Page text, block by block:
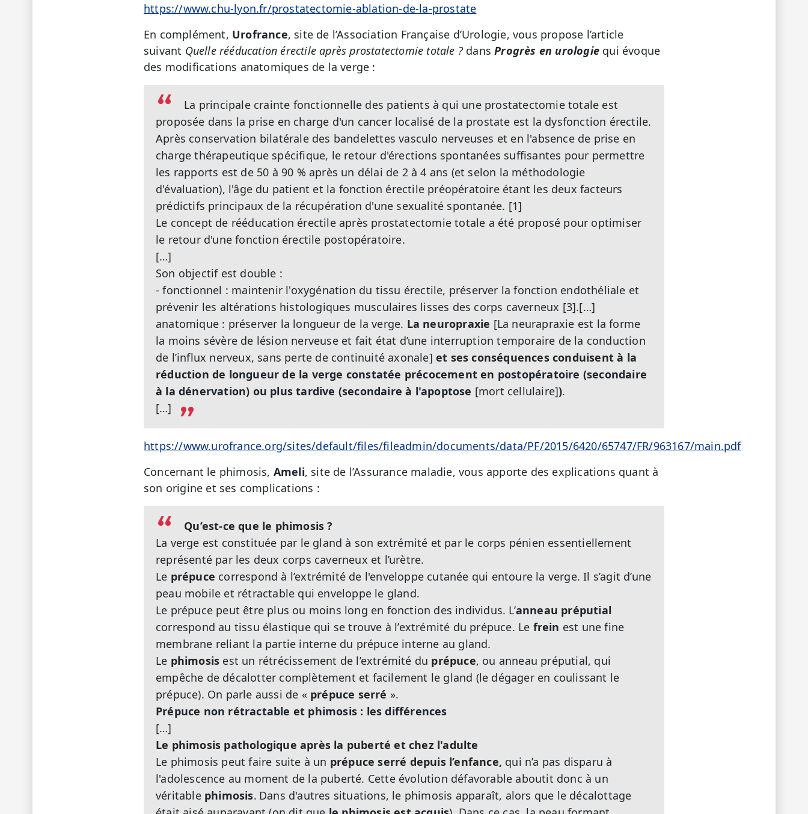
https://www.chu-lyon.fr/prostatectomie-ablation-de-la-prostate
En complément, Urofrance, site de l’Association Française d’Urologie, vous propose l’article
suivant Quelle rééducation érectile après prostatectomie totale ?dansProgrès en urologie qui évoque
des modifications anatomiques de la verge :
La principale crainte fonctionnelle des patients à qui une prostatectomie totale est
proposée dans la prise en charge d'un cancer localisé de la prostate est la dysfonction érectile.
Après conservation bilatérale des bandelettes vasculo nerveuses et en l'absence de prise en
charge thérapeutique spécifique, le retour d'érections spontanées suffisantes pour permettre
les rapports est de 50 à 90 % après un délai de 2 à 4 ans (et selon la méthodologie
d'évaluation), l'âge du patient et la fonction érectile préopératoire étant les deux facteurs
prédictifs principaux de la récupération d'une sexualité spontanée. [1]
Le concept de rééducation érectile après prostatectomie totale a été proposé pour optimiser
le retour d'une fonction érectile postopératoire.
[…]
Son objectif est double :
- fonctionnel : maintenir l'oxygénation du tissu érectile, préserver la fonction endothéliale et
prévenir les altérations histologiques musculaires lisses des corps caverneux [3].[…]
anatomique : préserver la longueur de la verge. La neuropraxie [La neurapraxie est la forme
la moins sévère de lésion nerveuse et fait état d’une interruption temporaire de la conduction
de l’influx nerveux, sans perte de continuité axonale] et ses conséquences conduisent à la
réduction de longueur de la verge constatée précocement en postopératoire (secondaire
à la dénervation) ou plus tardive (secondaire à l'apoptose [mort cellulaire]).
[…]
https://www.urofrance.org/sites/default/files/fileadmin/documents/data/PF/2015/6420/65747/FR/963167/main.pdf
Concernant le phimosis, Ameli, site de l’Assurance maladie, vous apporte des explications quant à
son origine et ses complications :
Qu’est-ce que le phimosis ?
La verge est constituée par le gland à son extrémité et par le corps pénien essentiellement
représenté par les deux corps caverneux et l’urètre.
Le prépuce correspond à l’extrémité de l'enveloppe cutanée qui entoure la verge. Il s’agit d’une
peau mobile et rétractable qui enveloppe le gland.
Le prépuce peut être plus ou moins long en fonction des individus. L’anneau préputial
correspond au tissu élastique qui se trouve à l’extrémité du prépuce. Le frein est une fine
membrane reliant la partie interne du prépuce interne au gland.
Le phimosis est un rétrécissement de l’extrémité du prépuce, ou anneau préputial, qui
empêche de décalotter complètement et facilement le gland (le dégager en coulissant le
prépuce). On parle aussi de « prépuce serré ».
Prépuce non rétractable et phimosis : les différences
[…]
Le phimosis pathologique après la puberté et chez l'adulte
Le phimosis peut faire suite à un prépuce serré depuis l’enfance, qui n’a pas disparu à
l'adolescence au moment de la puberté. Cette évolution défavorable aboutit donc à un
véritable phimosis. Dans d'autres situations, le phimosis apparaît, alors que le décalottage